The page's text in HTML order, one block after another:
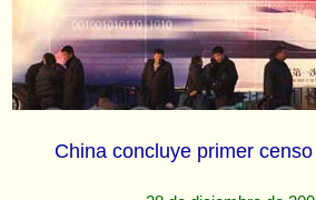
China concluye primer